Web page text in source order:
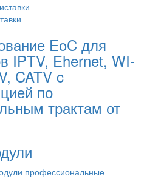
EoC для
IPTV, Ehernet, WI-
CATV c
по
трактам от
профессиональные